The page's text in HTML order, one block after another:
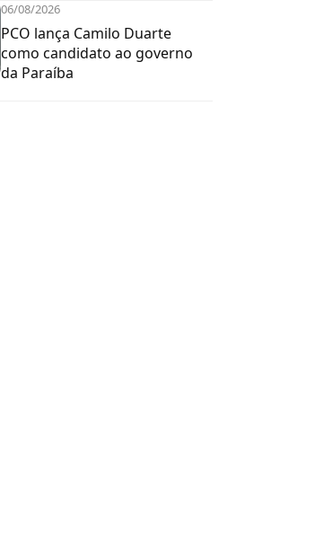
06/08/2026
PCO lança Camilo Duarte
como candidato ao governo
da Paraíba